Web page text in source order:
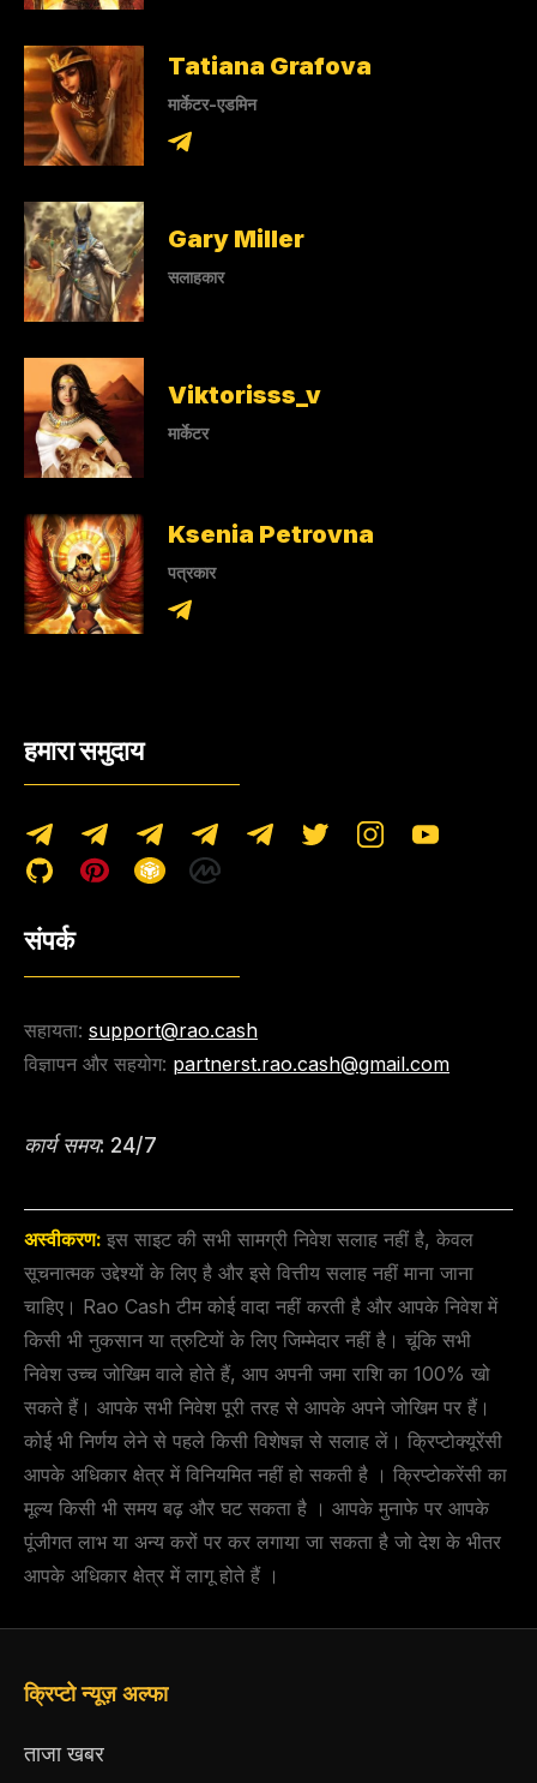
Tatiana Grafova
मार्केटर-एडमिन
Gary Miller
सलाहकार
Viktorisss_v
मार्केटर
Ksenia Petrovna
पत्रकार
हमारा समुदाय
संपर्क
सहायता: support@rao.cash
विज्ञापन और सहयोग: partnerst.rao.cash@gmail.com
कार्य समय: 24/7
अस्वीकरण: इस साइट की सभी सामग्री निवेश सलाह नहीं है, केवल
सूचनात्मक उद्देश्यों के लिए है और इसे वित्तीय सलाह नहीं माना जाना
चाहिए। Rao Cash टीम कोई वादा नहीं करती है और आपके निवेश में
किसी भी नुकसान या त्रुटियों के लिए जिम्मेदार नहीं है। चूंकि सभी
निवेश उच्च जोखिम वाले होते हैं, आप अपनी जमा राशि का 100% खो
सकते हैं। आपके सभी निवेश पूरी तरह से आपके अपने जोखिम पर हैं।
कोई भी निर्णय लेने से पहले किसी विशेषज्ञ से सलाह लें। क्रिप्टोक्यूरेंसी
आपके अधिकार क्षेत्र में विनियमित नहीं हो सकती है । क्रिप्टोकरेंसी का
मूल्य किसी भी समय बढ़ और घट सकता है । आपके मुनाफे पर आपके
पूंजीगत लाभ या अन्य करों पर कर लगाया जा सकता है जो देश के भीतर
आपके अधिकार क्षेत्र में लागू होते हैं ।
क्रिप्टो न्यूज़ अल्फा
ताजा खबर